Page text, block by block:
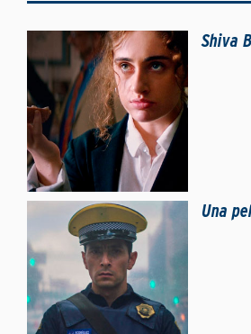
Shiva
Una